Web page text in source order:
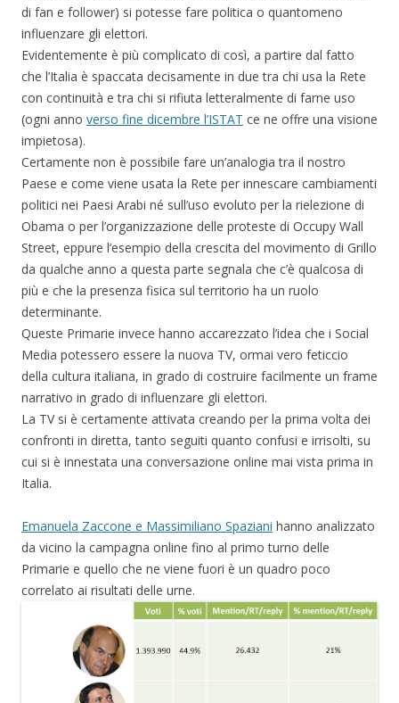
di fan e follower) si potesse fare politica o quantomeno
influenzare gli elettori.
Evidentemente è più complicato di così, a partire dal fatto
che l’Italia è spaccata decisamente in due tra chi usa la Rete
con continuità e tra chi si rifiuta letteralmente di farne uso
(ogni anno verso fine dicembre l’ISTAT ce ne offre una visione
impietosa).
Certamente non è possibile fare un’analogia tra il nostro
Paese e come viene usata la Rete per innescare cambiamenti
politici nei Paesi Arabi né sull’uso evoluto per la rielezione di
Obama o per l’organizzazione delle proteste di Occupy Wall
Street, eppure l’esempio della crescita del movimento di Grillo
da qualche anno a questa parte segnala che c’è qualcosa di
più e che la presenza fisica sul territorio ha un ruolo
determinante.
Queste Primarie invece hanno accarezzato l’idea che i Social
Media potessero essere la nuova TV, ormai vero feticcio
della cultura italiana, in grado di costruire facilmente un frame
narrativo in grado di influenzare gli elettori.
La TV si è certamente attivata creando per la prima volta dei
confronti in diretta, tanto seguiti quanto confusi e irrisolti, su
cui si è innestata una conversazione online mai vista prima in
Italia.
Emanuela Zaccone e Massimiliano Spaziani hanno analizzato
da vicino la campagna online fino al primo turno delle
Primarie e quello che ne viene fuori è un quadro poco
correlato ai risultati delle urne.